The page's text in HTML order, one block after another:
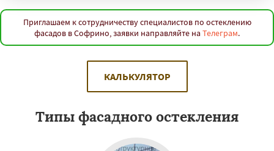
Приглашаем к сотрудничеству специалистов по остеклению
фасадов в Софрино, заявки направляйте на Телеграм.
КАЛЬКУЛЯТОР
Типы фасадного остекления